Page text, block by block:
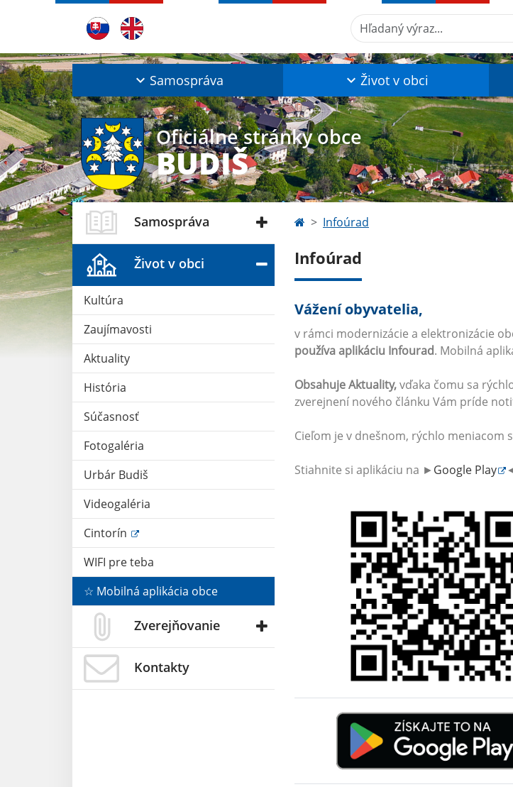
Hľadaný výraz...
Samospráva Život v obci
Oficiálne stránky obce
BUDIŠ
Samospráva
Život v obci
Kultúra
Zaujímavosti
Aktuality
História
Súčasnosť
Fotogaléria
Urbár Budiš
Videogaléria
Cintorín
WIFI pre teba
☆ Mobilná aplikácia obce
Zverejňovanie
Kontakty
Infoúrad
Infoúrad
Vážení obyvatelia,
v rámci modernizácie a elektronizácie
používa aplikáciu Infourad. Mobilná
Obsahuje Aktuality,vďaka čomu sa
zverejnení nového článku Vám príde
Cieľom je v dnešnom, rýchlo meniacom
Stiahnite si aplikáciu na ► Google Play